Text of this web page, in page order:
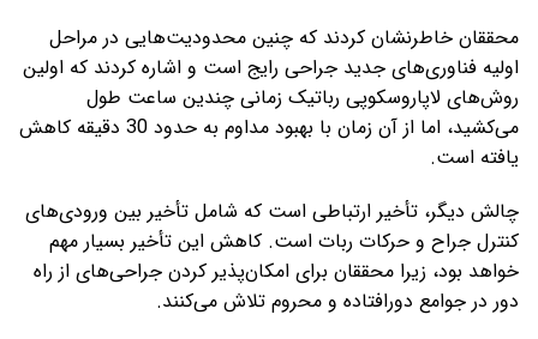
محققان خاطرنشان کردند که چنین محدودیت‌هایی در مراحل
اولیه فناوری‌های جدید جراحی رایج است و اشاره کردند که اولین
روش‌های لاپاروسکوپی رباتیک زمانی چندین ساعت طول
می‌کشید، اما از آن زمان با بهبود مداوم به حدود 30 دقیقه کاهش
یافته است.
چالش دیگر، تأخیر ارتباطی است که شامل تأخیر بین ورودی‌های
کنترل جراح و حرکات ربات است. کاهش این تأخیر بسیار مهم
خواهد بود، زیرا محققان برای امکان‌پذیر کردن جراحی‌های از راه
دور در جوامع دورافتاده و محروم تلاش می‌کنند.